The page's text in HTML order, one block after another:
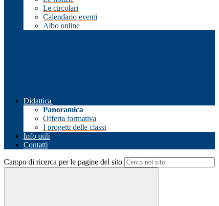
Le circolari
Calendario eventi
Albo online
Didattica
Panoramica
Offerta formativa
I progetti delle classi
Info utili
Contatti
Campo di ricerca per le pagine del sito